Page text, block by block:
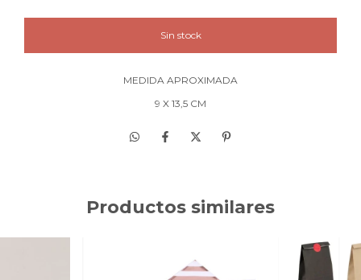
MEDIDA APROXIMADA
9 X 13,5 CM
Productos similares